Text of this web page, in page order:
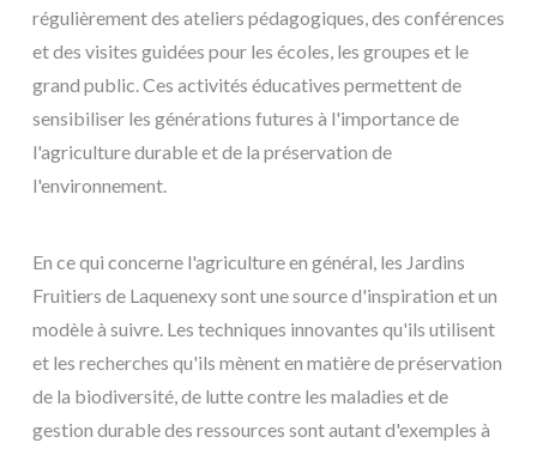
régulièrement des ateliers pédagogiques, des conférences
et des visites guidées pour les écoles, les groupes et le
grand public. Ces activités éducatives permettent de
sensibiliser les générations futures à l'importance de
l'agriculture durable et de la préservation de
l'environnement.
En ce qui concerne l'agriculture en général, les Jardins
Fruitiers de Laquenexy sont une source d'inspiration et un
modèle à suivre. Les techniques innovantes qu'ils utilisent
et les recherches qu'ils mènent en matière de préservation
de la biodiversité, de lutte contre les maladies et de
gestion durable des ressources sont autant d'exemples à